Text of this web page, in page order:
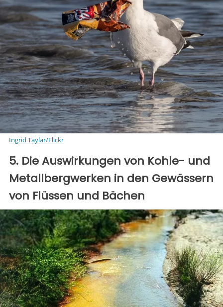
Ingrid Taylar/Flickr
5. Die Auswirkungen von Kohle- und
Metallbergwerken in den Gewässern
von Flüssen und Bächen